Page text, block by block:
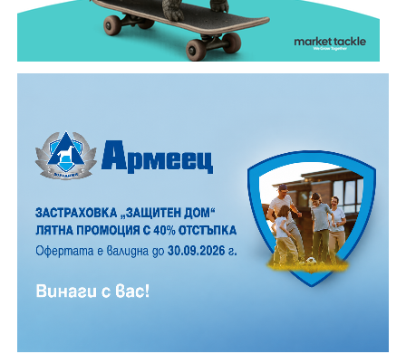
12 АВГУСТ (сряда)
19:00ч. „Книга за книга“ – донеси книга, вземи си
друга, обсъди заглавия и автори с други читатели
20:00ч. Концерт на група МОЛЕЦ, GoGo,
Zov&Vakavliev, Toria
21:30ч. Коктейли и музика